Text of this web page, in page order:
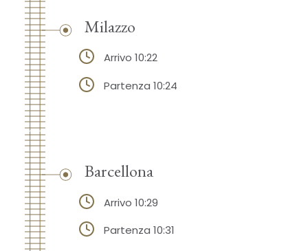
Milazzo
Arrivo 10:22
Partenza 10:24
Barcellona
Arrivo 10:29
Partenza 10:31